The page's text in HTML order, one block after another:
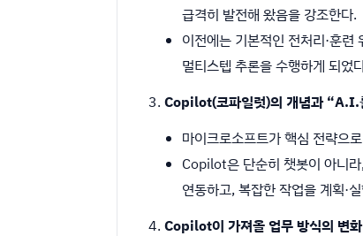
급격히 발전해 왔음을 강조한다.
이전에는 기본적인 전처리·훈
멀티스텝 추론을 수행하게 되었
Copilot(코파일럿)의 개념과 “A.I.
마이크로소프트가 핵심 전략으
Copilot은 단순히 챗봇이 아니
연동하고, 복잡한 작업을 계획·
Copilot이 가져올 업무 방식의 변화